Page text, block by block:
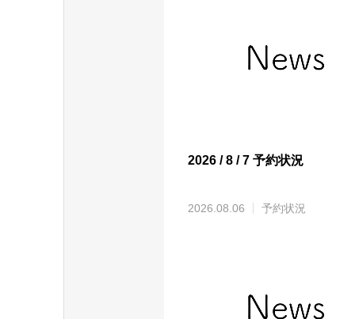
2026 / 8 / 7 予約状況
2026.08.06 予約状況